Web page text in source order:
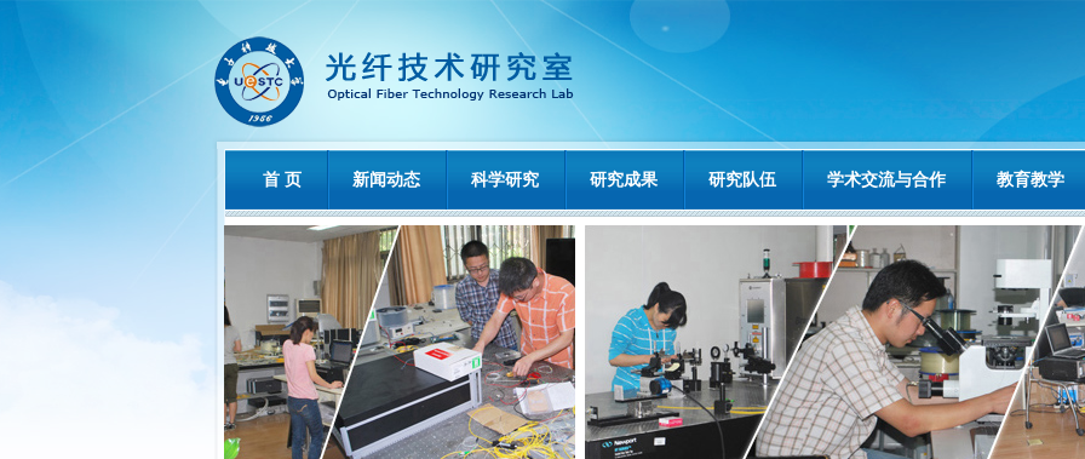
首 页 新闻动态 科学研究 研究成果 研究队伍 学术交流与合作 教育教学